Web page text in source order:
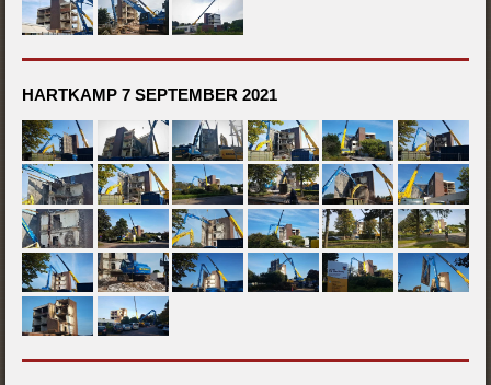
HARTKAMP 7 SEPTEMBER 2021